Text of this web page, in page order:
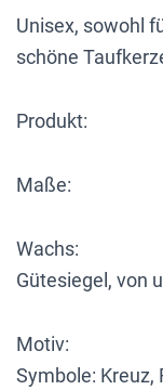
Bänder,
personalisiert
Unisex, sowohl
schöne
Produkt:
Maße: 25
Wachs: aus
Gütesiegel, von
Motiv:
Symbole: